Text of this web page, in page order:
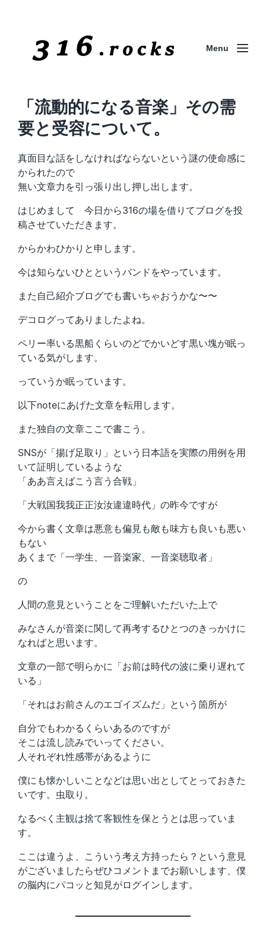
Menu
「流動的になる音楽」その需
要と受容について。
真面目な話をしなければならないという謎の使命感に
かられたので
無い文章力を引っ張り出し押し出します。
はじめまして 今日から316の場を借りてブログを投
稿させていただきます。
からかわひかりと申します。
今は知らないひとというバンドをやっています。
また自己紹介ブログでも書いちゃおうかな〜〜
デコログってありましたよね。
ペリー率いる黒船くらいのどでかいどす黒い塊が眠っ
ている気がします。
っていうか眠っています。
以下noteにあげた文章を転用します。
また独自の文章ここで書こう。
SNSが「揚げ足取り」という日本語を実際の用例を用
いて証明しているような
「ああ言えばこう言う合戦」
「大戦国我我正正汝汝違違時代」の昨今ですが
今から書く文章は悪意も偏見も敵も味方も良いも悪い
もない
あくまで「一学生、一音楽家、一音楽聴取者」
の
人間の意見ということをご理解いただいた上で
みなさんが音楽に関して再考するひとつのきっかけに
なればと思います。
文章の一部で明らかに「お前は時代の波に乗り遅れて
いる」
「それはお前さんのエゴイズムだ」という箇所が
自分でもわかるくらいあるのですが
そこは流し読みでいってください。
人それぞれ性感帯があるように
僕にも懐かしいことなどは思い出としてとっておきた
いです。虫取り。
なるべく主観は捨て客観性を保とうとは思っていま
す。
ここは違うよ、こういう考え方持ったら？という意見
がございましたらぜひコメントまでお願いします、僕
の脳内にパコッと知見がログインします。